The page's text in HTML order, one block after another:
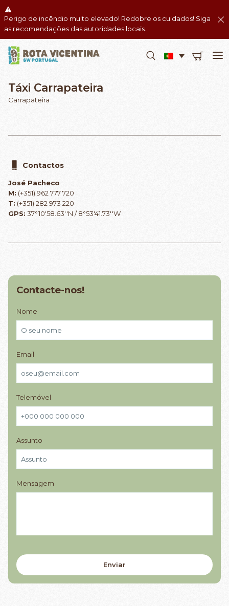
Perigo de incêndio muito elevado! Redobre os cuidados! Siga
as recomendações das autoridades locais.
Táxi Carrapateira
Carrapateira
Contactos
José Pacheco
M: (+351) 962 777 720
T: (+351) 282 973 220
GPS: 37°10'58.63''N / 8°53'41.73''W
Contacte-nos!
Nome
Email
Telemóvel
Assunto
Mensagem